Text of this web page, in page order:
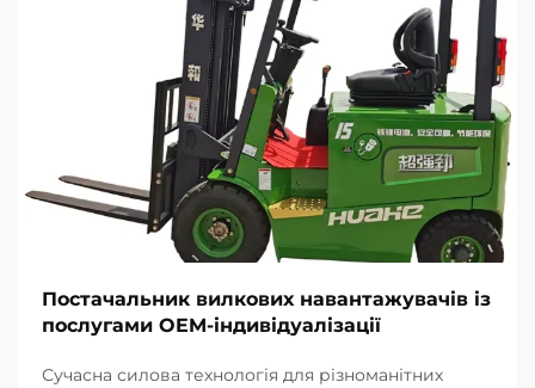
Постачальник вилкових навантажувачів із
послугами OEM-індивідуалізації
Сучасна силова технологія для різноманітних